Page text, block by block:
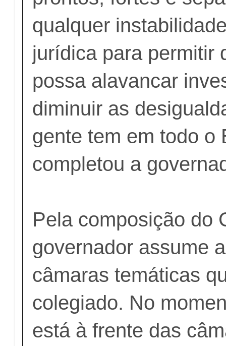
qualquer
jurídica para permitir
possa alavancar
diminuir as
gente tem em todo o
completou a
Pela composição do
governador assume
câmaras temáticas
colegiado. No
está à frente das